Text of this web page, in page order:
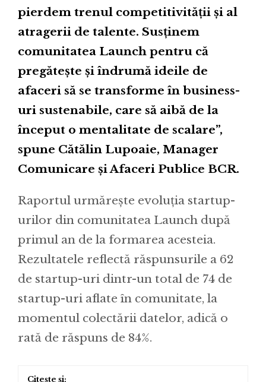
pierdem trenul competitivității și al
atragerii de talente. Susținem
comunitatea Launch pentru că
pregătește și îndrumă ideile de
afaceri să se transforme în business-
uri sustenabile, care să aibă de la
început o mentalitate de scalare”,
spune Cătălin Lupoaie, Manager
Comunicare și Afaceri Publice BCR.
Raportul urmărește evoluția startup-
urilor din comunitatea Launch după
primul an de la formarea acesteia.
Rezultatele reflectă răspunsurile a 62
de startup-uri dintr-un total de 74 de
startup-uri aflate în comunitate, la
momentul colectării datelor, adică o
rată de răspuns de 84%.